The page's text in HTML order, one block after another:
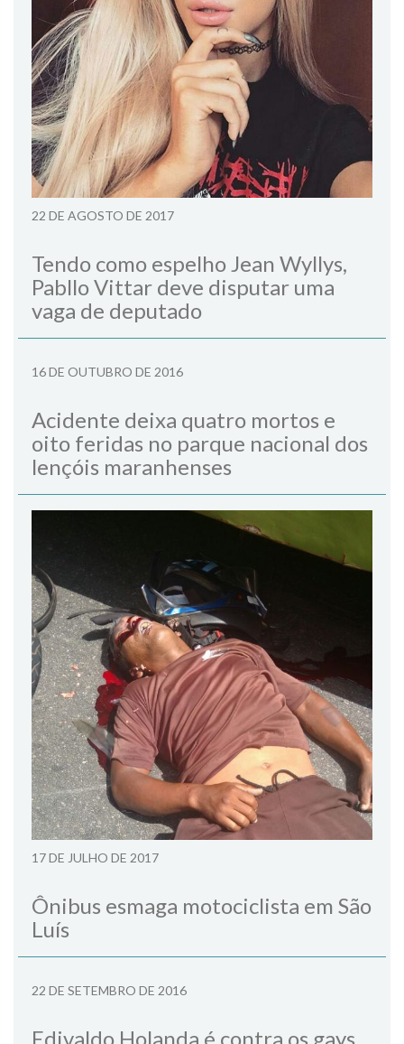
22 DE AGOSTO DE 2017
Tendo como espelho Jean Wyllys,
Pabllo Vittar deve disputar uma
vaga de deputado
16 DE OUTUBRO DE 2016
Acidente deixa quatro mortos e
oito feridas no parque nacional dos
lençóis maranhenses
17 DE JULHO DE 2017
Ônibus esmaga motociclista em São
Luís
22 DE SETEMBRO DE 2016
Edivaldo Holanda é contra os gays,